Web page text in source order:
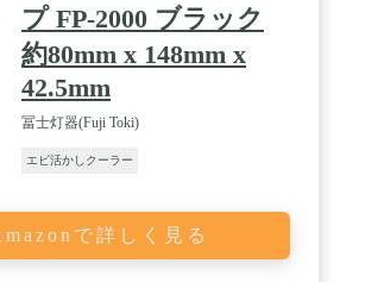
この断熱ミノーバケットは、あらゆる
に適しています。 氷釣り、磯釣り、深
ミノーやエビなどの究極のライブベイ
プ FP-2000 ブラック
約80mm x 148mm x
42.5mm
冨士灯器(Fuji Toki)
エビ活かしクーラー
で詳しく見る